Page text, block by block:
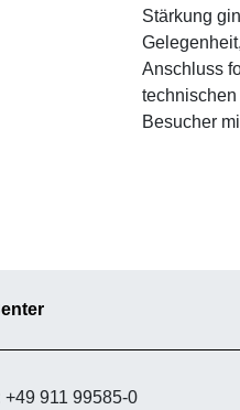
Stärkung
Anschluss
technischen
Besucher
+49 911 99585-0